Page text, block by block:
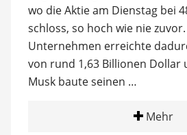
wo die Aktie am Dienstag bei
schloss, so hoch wie nie
Unternehmen erreichte
von rund 1,63 Billionen Dollar
Musk baute seinen …
Mehr